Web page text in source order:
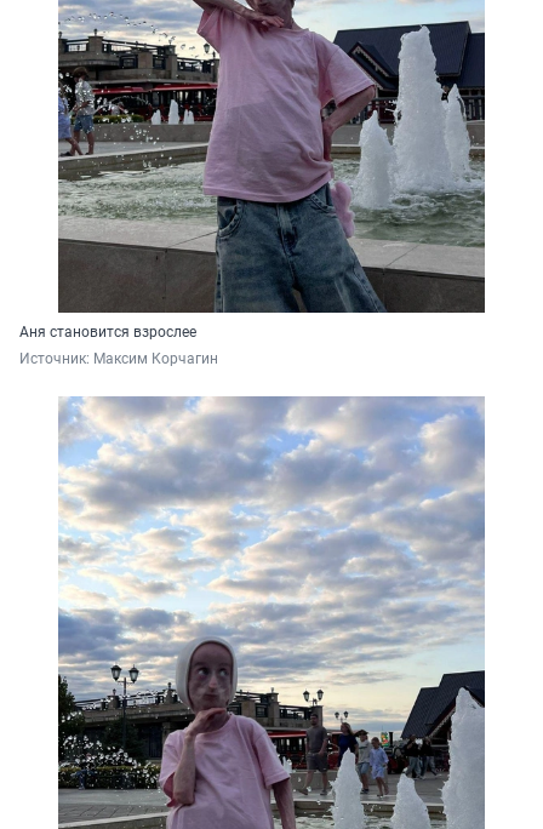
Аня становится взрослее
Источник: Максим Корчагин